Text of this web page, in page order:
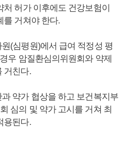
허가 이후에도 건강보험이
를 거쳐야 한다.
(심평원)에서 급여 적정성 평
우 암질환심의위원회와 약제
거친다.
약가 협상을 하고 보건복지부
심의 및 약가 고시를 거쳐 최
용된다.